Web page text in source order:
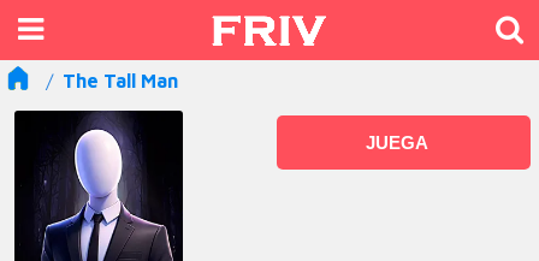
The Tall Man
JUEGA